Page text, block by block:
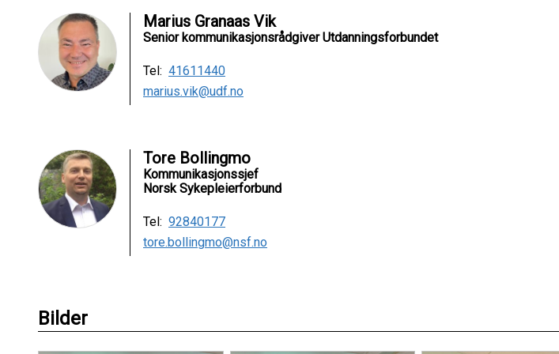
Marius Granaas Vik
Senior kommunikasjonsrådgiver Utdanningsforbundet
Tel: 41611440
marius.vik@udf.no
Tore Bollingmo
Kommunikasjonssjef
Norsk Sykepleierforbund
Tel: 92840177
tore.bollingmo@nsf.no
Bilder